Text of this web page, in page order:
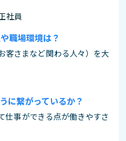
社員
職場環境は？
客さまなど関わる人々）を大
に繋がっているか？
仕事ができる点が働きやすさ